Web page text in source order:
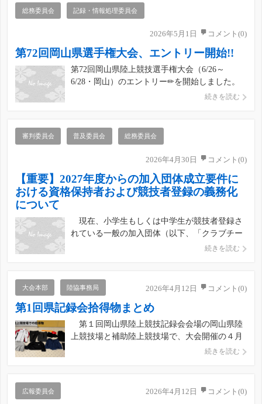
日(水) 10:00 […]
総務委員会 記録・情報処理委員会
2026年5月1日 コメント(0)
第72回岡山県選手権大会、エントリー開始!!
第72回岡山県陸上競技選手権大会（6/26～
6/28・岡山）のエントリー✏を開始しました。
■エントリー受付期間 2026年5月01日(金)
[…]
続きを読む
審判委員会 普及委員会 総務委員会
2026年4月30日 コメント(0)
【重要】2027年度からの加入団体成立要件に
おける資格保持者および競技者登録の義務化
について
現在、小学生もしくは中学生が競技者登録さ
れている一般の加入団体（以下、「クラブチー
ム等」という。）またはクラブチーム等の設立
びに競技者登録が義務化されます。 つきまし
ては、資格取得に向けたご […]
続きを読む
大会本部 陸協事務局 2026年4月12日 コメント(0)
第1回県記録会拾得物まとめ
第１回岡山県陸上競技記録会会場の岡山県陸
上競技場と補助陸上競技場で、大会開催の４月
１１、１２日に拾得した落とし物・忘れ物を写
像）は拾得物の全体を撮影したものです。 拾
得物の中には名前や学校名 […]
続きを読む
広報委員会 2026年4月12日 コメント(0)